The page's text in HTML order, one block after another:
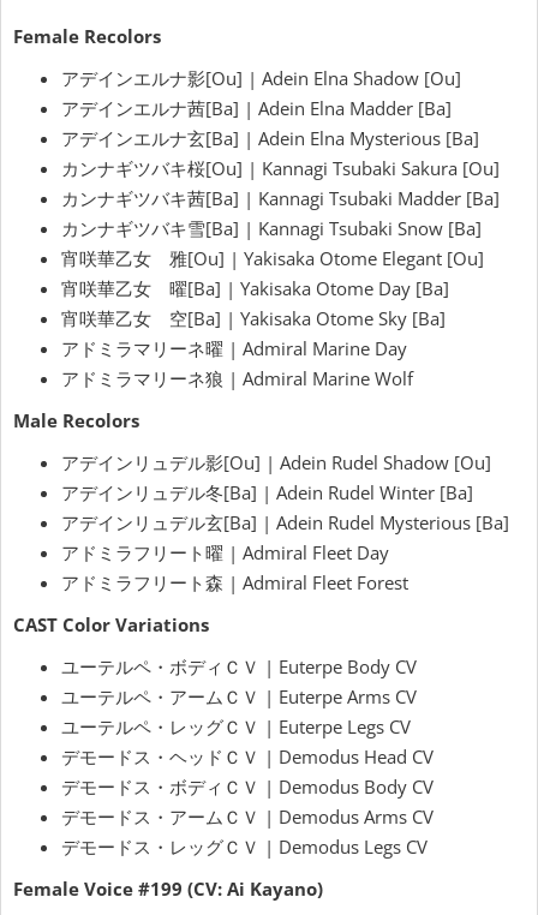
Female Recolors
アデインエルナ影[Ou] | Adein Elna Shadow [Ou]
アデインエルナ茜[Ba] | Adein Elna Madder [Ba]
アデインエルナ玄[Ba] | Adein Elna Mysterious [Ba]
カンナギツバキ桜[Ou] | Kannagi Tsubaki Sakura [Ou]
カンナギツバキ茜[Ba] | Kannagi Tsubaki Madder [Ba]
カンナギツバキ雪[Ba] | Kannagi Tsubaki Snow [Ba]
宵咲華乙女 雅[Ou] | Yakisaka Otome Elegant [Ou]
宵咲華乙女 曜[Ba] | Yakisaka Otome Day [Ba]
宵咲華乙女 空[Ba] | Yakisaka Otome Sky [Ba]
アドミラマリーネ曜 | Admiral Marine Day
アドミラマリーネ狼 | Admiral Marine Wolf
Male Recolors
アデインリュデル影[Ou] | Adein Rudel Shadow [Ou]
アデインリュデル冬[Ba] | Adein Rudel Winter [Ba]
アデインリュデル玄[Ba] | Adein Rudel Mysterious [Ba]
アドミラフリート曜 | Admiral Fleet Day
アドミラフリート森 | Admiral Fleet Forest
CAST Color Variations
ユーテルペ・ボディＣＶ | Euterpe Body CV
ユーテルペ・アームＣＶ | Euterpe Arms CV
ユーテルペ・レッグＣＶ | Euterpe Legs CV
デモードス・ヘッドＣＶ | Demodus Head CV
デモードス・ボディＣＶ | Demodus Body CV
デモードス・アームＣＶ | Demodus Arms CV
デモードス・レッグＣＶ | Demodus Legs CV
Female Voice #199 (CV: Ai Kayano)